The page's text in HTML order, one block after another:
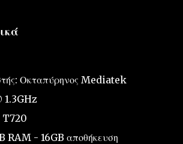
Οκταπύρηνος Mediatek
1.3GHz
T720
RAM - 16GB αποθήκευση